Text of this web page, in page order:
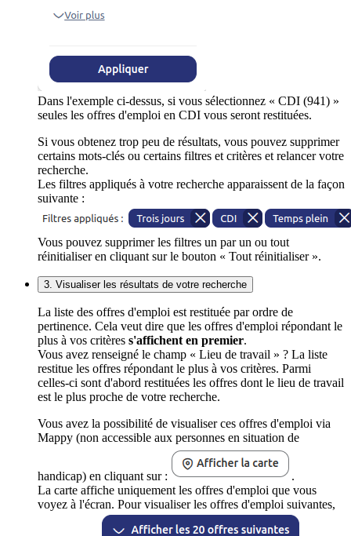
Dans l'exemple ci-dessus, si vous sélectionnez « CDI (941) »
seules les offres d'emploi en CDI vous seront restituées.
Si vous obtenez trop peu de résultats, vous pouvez supprimer
certains mots-clés ou certains filtres et critères et relancer votre
recherche.
Les filtres appliqués à votre recherche apparaissent de la façon
suivante :
Vous pouvez supprimer les filtres un par un ou tout
réinitialiser en cliquant sur le bouton « Tout réinitialiser ».
3. Visualiser les résultats de votre recherche
La liste des offres d'emploi est restituée par ordre de
pertinence. Cela veut dire que les offres d'emploi répondant le
plus à vos critères s'affichent en premier.
Vous avez renseigné le champ « Lieu de travail » ? La liste
restitue les offres répondant le plus à vos critères. Parmi
celles-ci sont d'abord restituées les offres dont le lieu de travail
est le plus proche de votre recherche.
Vous avez la possibilité de visualiser ces offres d'emploi via
Mappy (non accessible aux personnes en situation de
handicap) en cliquant sur :
.
La carte affiche uniquement les offres d'emploi que vous
voyez à l'écran. Pour visualiser les offres d'emploi suivantes,